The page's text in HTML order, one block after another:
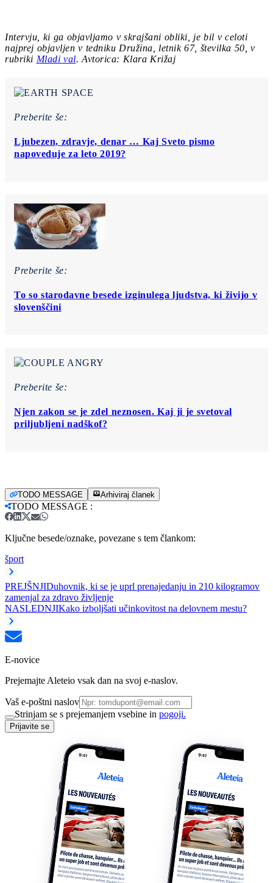
Intervju, ki ga objavljamo v skrajšani obliki, je bil v celoti
najprej objavljen v tedniku Družina, letnik 67, številka 50, v
rubriki Mladi val. Avtorica: Klara Križaj
Preberite še:
Ljubezen, zdravje, denar … Kaj Sveto pismo
napoveduje za leto 2019?
Preberite še:
To so starodavne besede izginulega ljudstva, ki živijo v
slovenščini
Preberite še:
Njen zakon se je zdel neznosen. Kaj ji je svetoval
priljubljeni nadškof?
TODO MESSAGE Arhiviraj članek
TODO MESSAGE :
Ključne besede/oznake, povezane s tem člankom:
šport
PREJŠNJIDuhovnik, ki se je uprl prenajedanju in 210 kilogramov
zamenjal za zdravo življenje
NASLEDNJIKako izboljšati učinkovitost na delovnem mestu?
E-novice
Prejemajte Aleteio vsak dan na svoj e-naslov.
Vaš e-poštni naslov
Strinjam se s prejemanjem vsebine in pogoji.
Prijavite se